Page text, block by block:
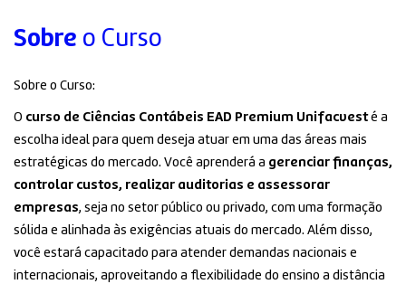
Sobre o Curso
Sobre o Curso:
O curso de Ciências Contábeis EAD Premium Unifacvesté a
escolha ideal para quem deseja atuar em uma das áreas mais
estratégicas do mercado. Você aprenderá a gerenciar finanças,
controlar custos, realizar auditorias e assessorar
empresas, seja no setor público ou privado, com uma formação
sólida e alinhada às exigências atuais do mercado. Além disso,
você estará capacitado para atender demandas nacionais e
internacionais, aproveitando a flexibilidade do ensino a distância